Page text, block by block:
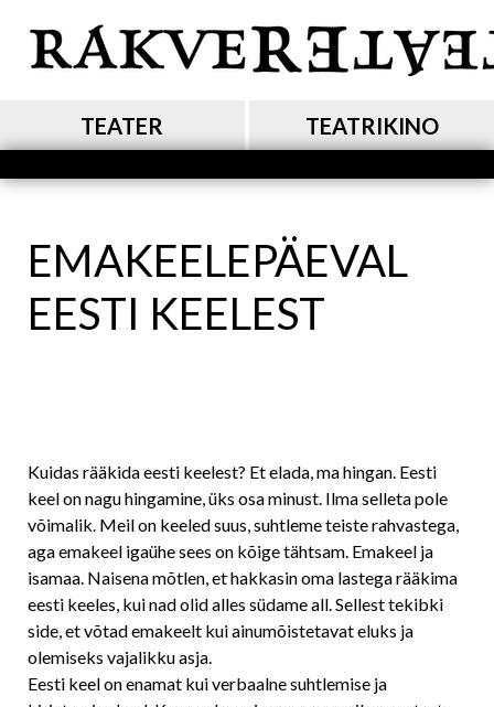
edasi
põhisisu
MAIN NAVIGATION
TEATER TEATRIKINO
EMAKEELEPÄEVAL
EESTI KEELEST
Kuidas rääkida eesti keelest? Et elada, ma hingan. Eesti
keel on nagu hingamine, üks osa minust. Ilma selleta pole
võimalik. Meil on keeled suus, suhtleme teiste rahvastega,
aga emakeel igaühe sees on kõige tähtsam. Emakeel ja
isamaa. Naisena mõtlen, et hakkasin oma lastega rääkima
eesti keeles, kui nad olid alles südame all. Sellest tekibki
side, et võtad emakeelt kui ainumõistetavat eluks ja
olemiseks vajalikku asja.
Eesti keel on enamat kui verbaalne suhtlemise ja